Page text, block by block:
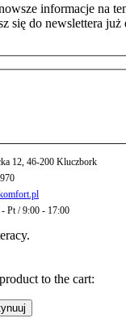
informacje na
się do newslettera już
12, 46-200 Kluczbork
Pt / 9:00 - 17:00
to the cart: